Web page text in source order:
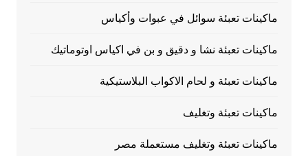
ماكينات تعبئة سوائل في عبوات وأكياس
ماكينات تعبئة نشا و دقيق و بن في اكياس اوتوماتيك
ماكينات تعبئة و لحام الاكواب البلاستيكية
ماكينات تعبئة وتغليف
ماكينات تعبئة وتغليف مستعملة مصر